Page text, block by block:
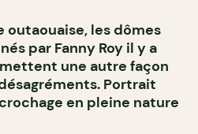
les dômes
par Fanny Roy il y a
une autre façon
Portrait
en pleine nature